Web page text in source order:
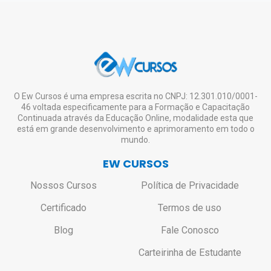
O Ew Cursos é uma empresa escrita no CNPJ: 12.301.010/0001-
46 voltada especificamente para a Formação e Capacitação
Continuada através da Educação Online, modalidade esta que
está em grande desenvolvimento e aprimoramento em todo o
mundo.
EW CURSOS
Nossos Cursos
Certificado
Blog
Política de Privacidade
Termos de uso
Fale Conosco
Carteirinha de Estudante